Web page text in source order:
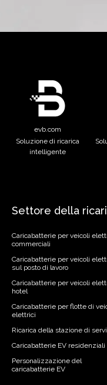
evb.com
Soluzione di ricarica
intelligente
Settore della
Caricabatterie per veicoli
commerciali
Caricabatterie per veicoli
sul posto di lavoro
Caricabatterie per veicoli
hotel
Caricabatterie per flotte di
elettrici
Ricarica della stazione di
Caricabatterie EV residenziali
Personalizzazione del
caricabatterie EV